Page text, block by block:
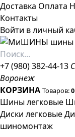
Доставка Оплата
Контакты
Войти в личный
+7 (980) 382-44-13
Воронеж
КОРЗИНА Товаров:0
Шины легковые
Диски легковые
шиномонтаж